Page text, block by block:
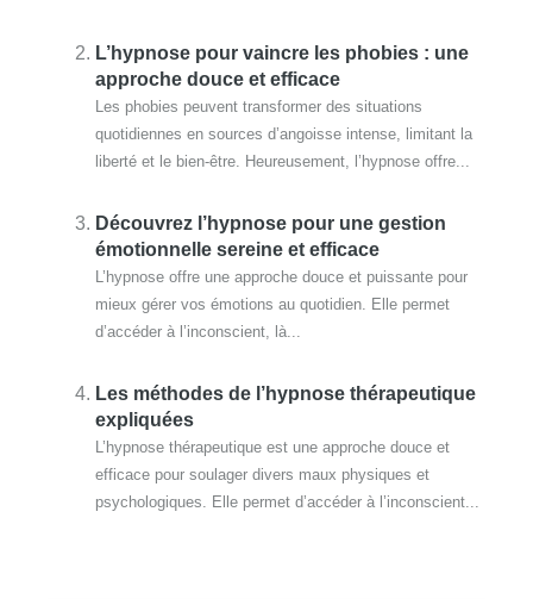
L’hypnose pour vaincre les phobies : une
approche douce et efficace
Les phobies peuvent transformer des situations
quotidiennes en sources d’angoisse intense, limitant la
liberté et le bien-être. Heureusement, l’hypnose offre...
Découvrez l’hypnose pour une gestion
émotionnelle sereine et efficace
L’hypnose offre une approche douce et puissante pour
mieux gérer vos émotions au quotidien. Elle permet
d’accéder à l’inconscient, là...
Les méthodes de l’hypnose thérapeutique
expliquées
L’hypnose thérapeutique est une approche douce et
efficace pour soulager divers maux physiques et
psychologiques. Elle permet d’accéder à l’inconscient...